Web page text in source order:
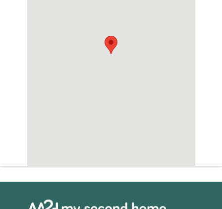
de rest van Europa, waardoor het
gemakkelijk is om aan te komen en te